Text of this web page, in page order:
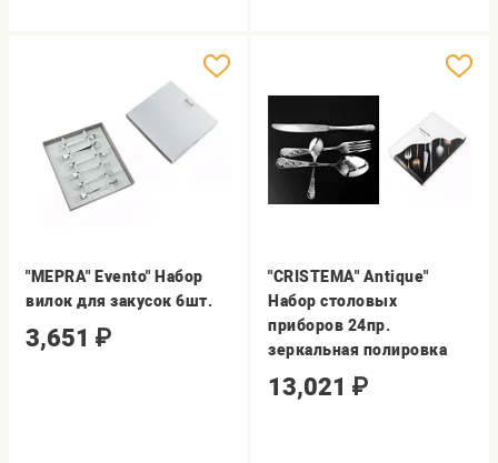
"MEPRA" Evento" Набор
вилок для закусок 6шт.
3,651 ₽
"CRISTEMA" Antique"
Набор столовых
приборов 24пр.
зеркальная полировка
13,021 ₽